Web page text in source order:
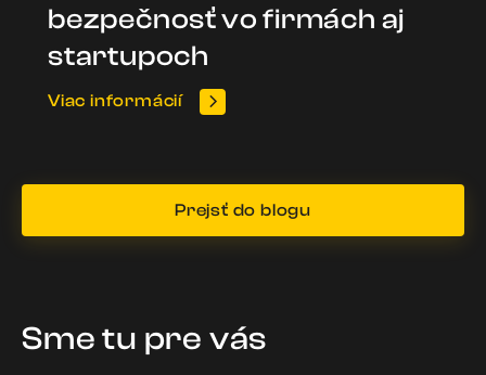
bezpečnosť vo firmách aj
startupoch
Viac informácií
Prejsť do blogu
Sme tu pre vás